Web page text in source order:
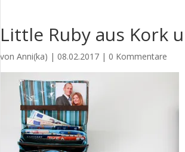
Little Ruby aus Kork
vonAnni(ka) | 08.02.2017 | 0 Kommentare